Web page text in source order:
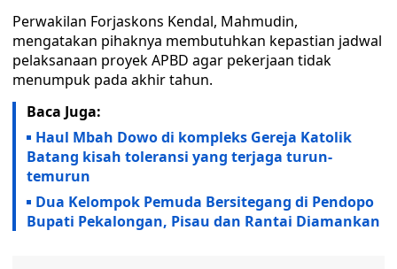
Perwakilan Forjaskons Kendal, Mahmudin,
mengatakan pihaknya membutuhkan kepastian jadwal
pelaksanaan proyek APBD agar pekerjaan tidak
menumpuk pada akhir tahun.
Baca Juga:
Haul Mbah Dowo di kompleks Gereja Katolik
Batang kisah toleransi yang terjaga turun-
temurun
Dua Kelompok Pemuda Bersitegang di Pendopo
Bupati Pekalongan, Pisau dan Rantai Diamankan